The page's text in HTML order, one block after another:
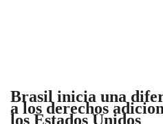
Brasil inicia una
a los derechos
los Estados Unidos